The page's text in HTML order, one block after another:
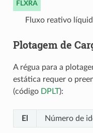
FLXRA
Fluxo reativo
Plotagem de
A régua para a
estática requer o
(código DPLT):
El Número de